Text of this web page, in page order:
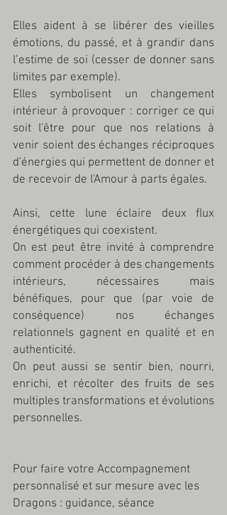
Elles aident à se libérer des vieilles
émotions, du passé, et à grandir dans
l’estime de soi (cesser de donner sans
limites par exemple).
Elles symbolisent un changement
intérieur à provoquer : corriger ce qui
soit l'être pour que nos relations à
venir soient des échanges réciproques
d'énergies qui permettent de donner et
de recevoir de l'Amour à parts égales.
Ainsi, cette lune éclaire deux flux
énergétiques qui coexistent.
On est peut être invité à comprendre
comment procéder à des changements
intérieurs, nécessaires mais
bénéfiques, pour que (par voie de
conséquence) nos échanges
relationnels gagnent en qualité et en
authenticité.
On peut aussi se sentir bien, nourri,
enrichi, et récolter des fruits de ses
multiples transformations et évolutions
personnelles.
Pour faire votre Accompagnement
personnalisé et sur mesure avec les
Dragons : guidance, séance